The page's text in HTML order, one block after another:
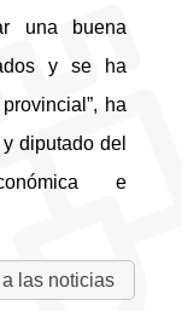
una buena
y se ha
ha
diputado del
e
las noticias